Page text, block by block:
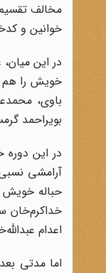
مخالف
خوانین و
در این
خویش را هم
باوی،
بویراحمد
در این دوره
آرامشی
خداکرم‌خان
اعدام
اما مدتی